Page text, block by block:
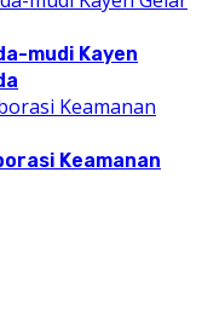
mudi Kayen
Keamanan